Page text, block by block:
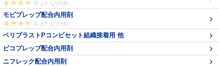
モビプレップ配合内用剤
ベリプラストPコンビセット組織接着用 他
ピコプレップ配合内用剤
ニフレック配合内用剤